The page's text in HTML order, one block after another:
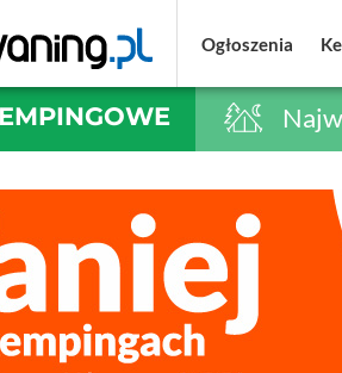
Ogłoszenia
Ogłoszenia